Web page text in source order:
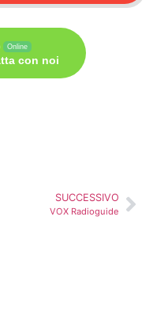
Online
con noi
SUCCESSIVO
VOX Radioguide